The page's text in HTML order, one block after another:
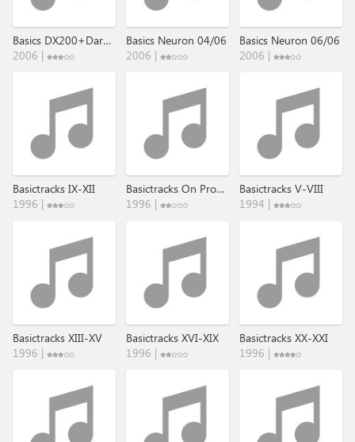
Basics DX200+Darkstar 08/06
2006 |
Basics Neuron 04/06
2006 |
Basics Neuron 06/06
2006 |
Basictracks IX-XII
1996 |
Basictracks On Prophet 600
1996 |
Basictracks V-VIII
1994 |
Basictracks XIII-XV
1996 |
Basictracks XVI-XIX
1996 |
Basictracks XX-XXI
1996 |